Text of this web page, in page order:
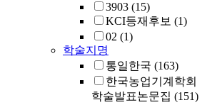
3903 (15)
KCI등재후보 (1)
02 (1)
학술지명
통일한국 (163)
한국농업기계학회
학술발표논문집 (151)